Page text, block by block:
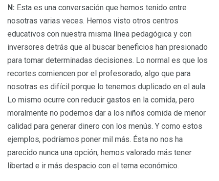
N: Esta es una conversación que hemos tenido entre
nosotras varias veces. Hemos visto otros centros
educativos con nuestra misma línea pedagógica y con
inversores detrás que al buscar beneficios han presionado
para tomar determinadas decisiones. Lo normal es que los
recortes comiencen por el profesorado, algo que para
nosotras es difícil porque lo tenemos duplicado en el aula.
Lo mismo ocurre con reducir gastos en la comida, pero
moralmente no podemos dar a los niños comida de menor
calidad para generar dinero con los menús. Y como estos
ejemplos, podríamos poner mil más. Ésta no nos ha
parecido nunca una opción, hemos valorado más tener
libertad e ir más despacio con el tema económico.